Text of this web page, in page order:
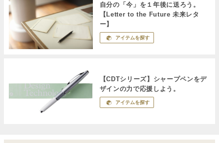
自分の「今」を１年後に送ろう。
【Letter to the Future 未来レタ
ー】
アイテムを探す
【CDTシリーズ】シャープペンをデ
ザインの力で応援しよう。
アイテムを探す